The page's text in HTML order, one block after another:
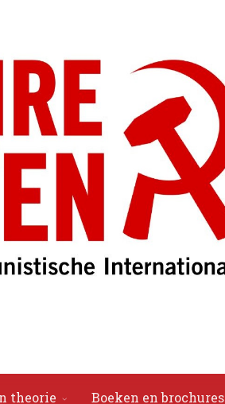
theorie Boeken en brochures